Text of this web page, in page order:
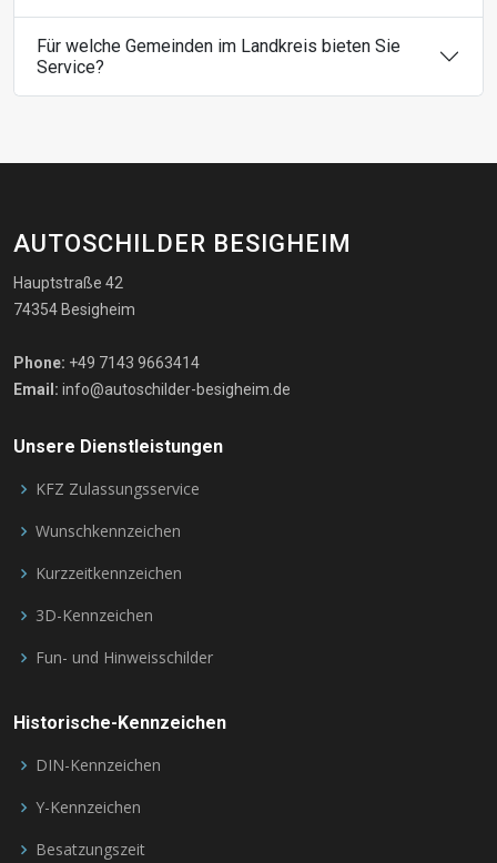
Für welche Gemeinden im Landkreis bieten Sie
Service?
AUTOSCHILDER BESIGHEIM
Hauptstraße 42
74354 Besigheim
Phone: +49 7143 9663414
Email: info@autoschilder-besigheim.de
Unsere Dienstleistungen
KFZ Zulassungsservice
Wunschkennzeichen
Kurzzeitkennzeichen
3D-Kennzeichen
Fun- und Hinweisschilder
Historische-Kennzeichen
DIN-Kennzeichen
Y-Kennzeichen
Besatzungszeit